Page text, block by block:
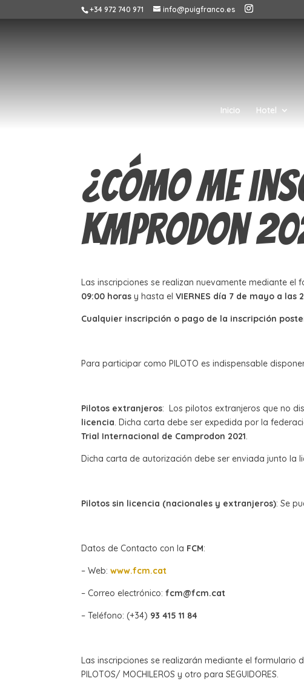
+34 972 740 971 info@puigfranco.es
Inicio Hotel
¿Cómo me
Kmprodon
Las inscripciones se realizan nuevamente mediante
09:00 horas y hasta elVIERNES día 7 de mayo a las
Cualquier inscripción o pago de la inscripción
Para participar como PILOTO es indispensable
Pilotos extranjeros: Los pilotos extranjeros que no
licencia. Dicha carta debe ser expedida por la
Trial Internacional de Camprodon 2021.
Dicha carta de autorización debe ser enviada junto la
Pilotos sin licencia (nacionales y extranjeros): Se
Datos de Contacto con la FCM:
– Web:www.fcm.cat
– Correo electrónico:fcm@fcm.cat
– Teléfono: (+34) 93 415 11 84
Las inscripciones se realizarán mediante el formulario
PILOTOS/ MOCHILEROS y otro para SEGUIDORES.